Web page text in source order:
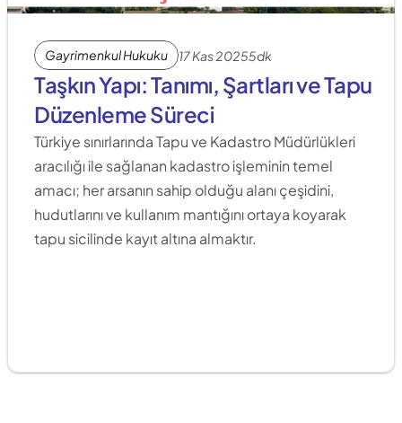
Gayrimenkul Hukuku 17 Kas 20255dk
Taşkın Yapı: Tanımı, Şartları ve Tapu
Düzenleme Süreci
Türkiye sınırlarında Tapu ve Kadastro Müdürlükleri
aracılığı ile sağlanan kadastro işleminin temel
amacı; her arsanın sahip olduğu alanı çeşidini,
hudutlarını ve kullanım mantığını ortaya koyarak
tapu sicilinde kayıt altına almaktır.